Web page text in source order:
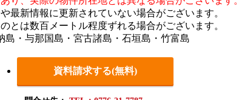
新情報に更新されていない場合がございます。
は数百メートル程度ずれる場合がございます。
・与那国島・宮古諸島・石垣島・竹富島
資料請求する(無料)